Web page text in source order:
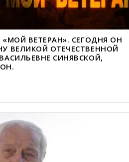
«МОЙ ВЕТЕРАН». СЕГОДНЯ ОН
ВЕЛИКОЙ ОТЕЧЕСТВЕННОЙ
СИНЯВСКОЙ,